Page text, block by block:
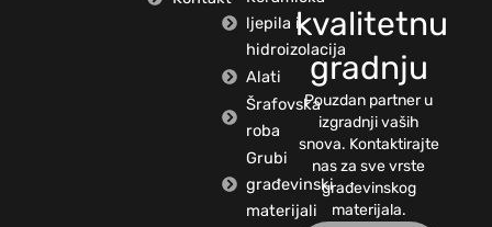
ljepila i
hidroizolacija
Alati
Šrafovska
roba
Grubi
građevinski
materijali
kvalitetnu
gradnju
Pouzdan partner u
izgradnji vaših
snova. Kontaktirajte
nas za sve vrste
građevinskog
materijala.